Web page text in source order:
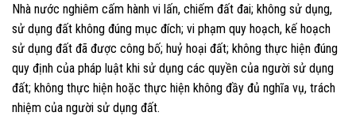
Nhà nước nghiêm cấm hành vi lấn, chiếm đất đai; không sử dụng,
sử dụng đất không đúng mục đích; vi phạm quy hoạch, kế hoạch
sử dụng đất đã được công bố; huỷ hoại đất; không thực hiện đúng
quy định của pháp luật khi sử dụng các quyền của người sử dụng
đất; không thực hiện hoặc thực hiện không đầy đủ nghĩa vụ, trách
nhiệm của người sử dụng đất.